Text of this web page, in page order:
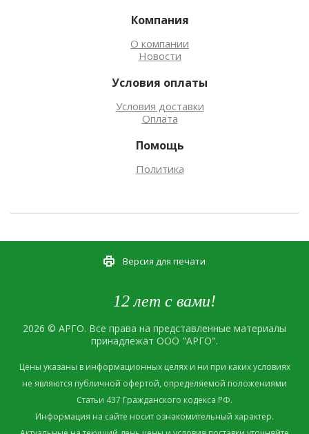
Компания
О компании
Новости
Условия оплаты
Условия доставки
Оплата
Помощь
Политика
12 лет с вами!
Версия для печати
2026 © АРГО. Все права на представленные материалы
принадлежат ООО "АРГО".
Цены указаны в информационных целях и ни при каких условиях
не являются публичной офертой, определяемой положениями
Статьи 437 Гражданского кодекса РФ.
Информация на сайте носит ознакомительный характер.